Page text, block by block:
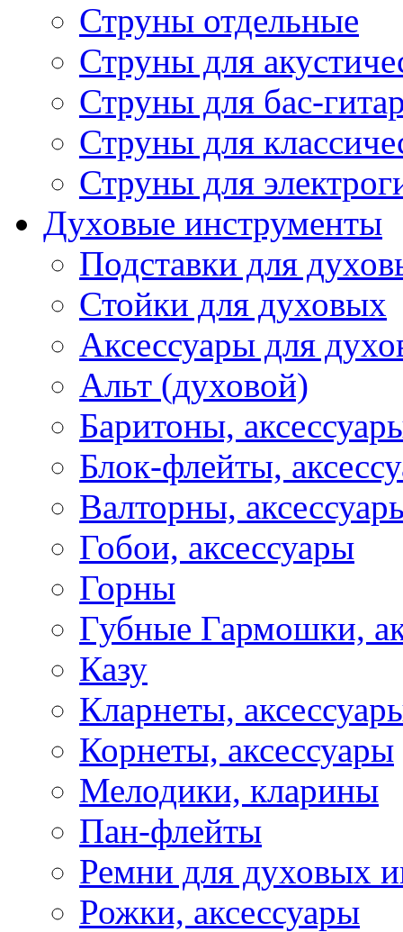
Струны отдельные
Струны для
Струны для бас-
Струны для
Струны для
Духовые инструменты
Подставки для
Стойки для духовых
Аксессуары для
Альт (духовой)
Баритоны,
Блок-флейты,
Валторны,
Гобои, аксессуары
Горны
Губные Гармошки,
Казу
Кларнеты,
Корнеты, аксессуары
Мелодики, кларины
Пан-флейты
Ремни для духовых
Рожки, аксессуары